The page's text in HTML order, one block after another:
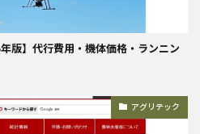
版】代行費用・機体価格・ランニン
アグリテック